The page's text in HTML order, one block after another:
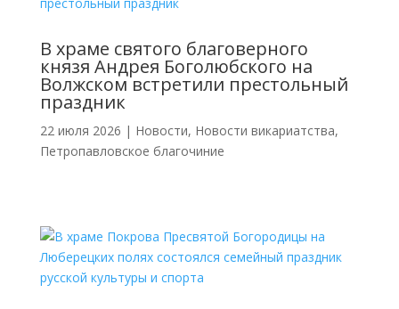
В храме святого благоверного
князя Андрея Боголюбского на
Волжском встретили престольный
праздник
22 июля 2026 | Новости, Новости викариатства,
Петропавловское благочиние